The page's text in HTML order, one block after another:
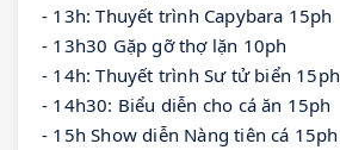
- 13h: Thuyết trình Capybara 15ph
- 13h30 Gặp gỡ thợ lặn 10ph
- 14h: Thuyết trình Sư tử biển 15ph
- 14h30: Biểu diễn cho cá ăn 15ph
- 15h Show diễn Nàng tiên cá 15ph